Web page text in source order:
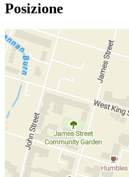
Posizione